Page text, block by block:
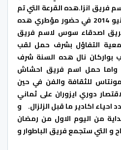
فريق انزا.هده القرعة التي تم
اجراؤها يوم الاثنين 23 يونيو 2014 في حضور مؤطري هده
اصدقاء سوس لاسم فريق
التفاؤل بشرف حمل لقب
بواركان نال هده السنة شرف
واما حمل اسم فريق احشاش
للثقافة والفن في حين
دوري ايزوران على ثماني
اكادير ما قبل الزلزال. و
من اليوم الاول من رمضان
و التي ستجمع فريق الباطوار و